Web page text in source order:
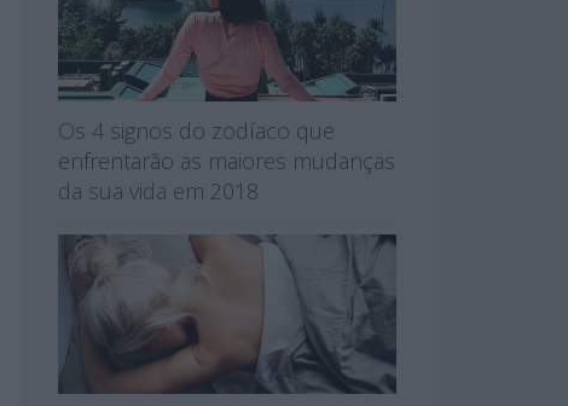
Os 4 signos do zodíaco que
enfrentarão as maiores mudanças
da sua vida em 2018